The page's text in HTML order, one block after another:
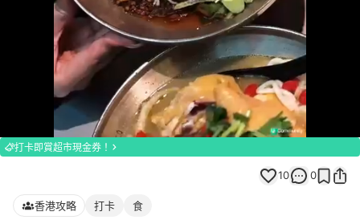
Loaded:
100.00%
打卡即賞超市現金券！
10 0
香港攻略 打卡 食